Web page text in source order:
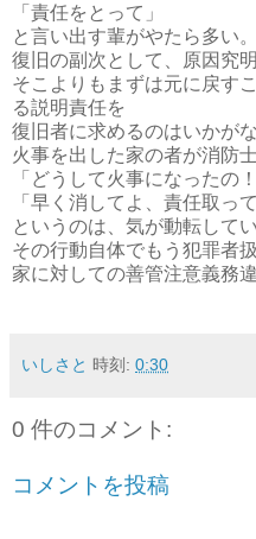
「責任をとって」
と言い出す輩がやたら多い。
復旧の副次として、原因究
そこよりもまずは元に戻す
る説明責任を
復旧者に求めるのはいかが
火事を出した家の者が消防
「どうして火事になったの！
「早く消してよ、責任取って
というのは、気が動転して
その行動自体でもう犯罪者
家に対しての善管注意義務
いしさと 時刻: 0:30
0 件のコメント:
コメントを投稿